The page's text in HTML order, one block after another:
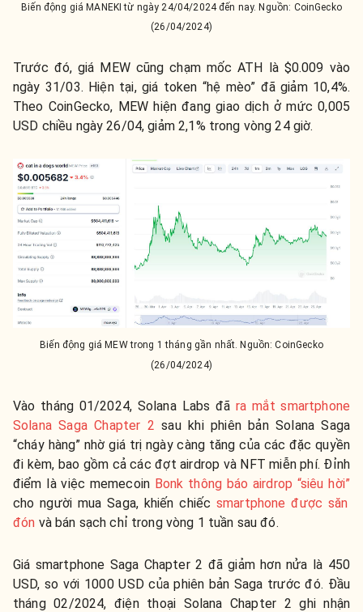
Biến động giá MANEKI từ ngày 24/04/2024 đến nay. Nguồn: CoinGecko
(26/04/2024)
Trước đó, giá MEW cũng chạm mốc ATH là $0.009 vào
ngày 31/03. Hiện tại, giá token “hệ mèo” đã giảm 10,4%.
Theo CoinGecko, MEW hiện đang giao dịch ở mức 0,005
USD chiều ngày 26/04, giảm 2,1% trong vòng 24 giờ.
Biến động giá MEW trong 1 tháng gần nhất. Nguồn: CoinGecko
(26/04/2024)
Vào tháng 01/2024, Solana Labs đãra mắt smartphone
Solana Saga Chapter 2 sau khi phiên bản Solana Saga
“cháy hàng” nhờ giá trị ngày càng tăng của các đặc quyền
đi kèm, bao gồm cả các đợt airdrop và NFT miễn phí. Đỉnh
điểm là việc memecoin Bonk thông báo airdrop “siêu hời”
cho người mua Saga, khiến chiếcsmartphone được săn
đón và bán sạch chỉ trong vòng 1 tuần sau đó.
Giá smartphone Saga Chapter 2 đã giảm hơn nửa là 450
USD, so với 1000 USD của phiên bản Saga trước đó. Đầu
tháng 02/2024, điện thoại Solana Chapter 2 ghi nhận